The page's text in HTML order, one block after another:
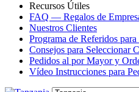
Recursos Útiles
FAQ — Regalos de
Nuestros Clientes
Programa de Referidos para
Consejos para Seleccionar
Pedidos al por Mayor y
Vídeo Instrucciones para